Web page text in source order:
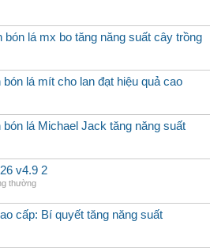
bón lá mx bo tăng năng suất cây trồng
bón lá mít cho lan đạt hiệu quả cao
bón lá Michael Jack tăng năng suất
v4.9 2
thường
cấp: Bí quyết tăng năng suất